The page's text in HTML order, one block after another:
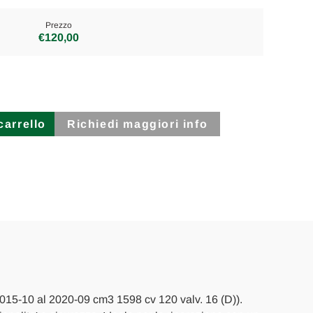
Prezzo
€120,00
Richiedi maggiori info
10 al 2020-09 cm3 1598 cv 120 valv. 16 (D)).